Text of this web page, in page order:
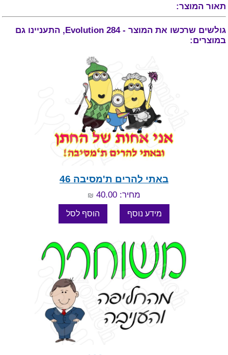
תאור המוצר:
גולשים שרכשו את המוצר - Evolution 284, התעניינו גם
במוצרים:
באתי להרים ת'מסיבה 46
מחיר: 40.00 ₪